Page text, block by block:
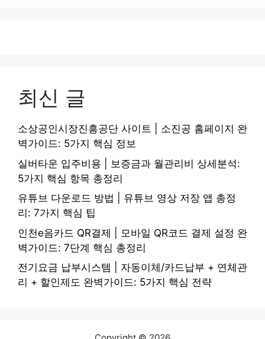
최신 글
소상공인시장진흥공단 사이트 | 소진공 홈페이지 완
벽가이드: 5가지 핵심 정보
실버타운 입주비용 | 보증금과 월관리비 상세분석:
5가지 핵심 항목 총정리
유튜브 다운로드 방법 | 유튜브 영상 저장 앱 총정
리: 7가지 핵심 팁
인천e음카드 QR결제 | 모바일 QR코드 결제 설정 완
벽가이드: 7단계 핵심 총정리
전기요금 납부시스템 | 자동이체/카드납부 + 연체관
리 + 할인제도 완벽가이드: 5가지 핵심 전략